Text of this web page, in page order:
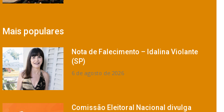
Mais populares
Nota de Falecimento – Idalina Violante
(SP)
6 de agosto de 2026
Comissão Eleitoral Nacional divulga